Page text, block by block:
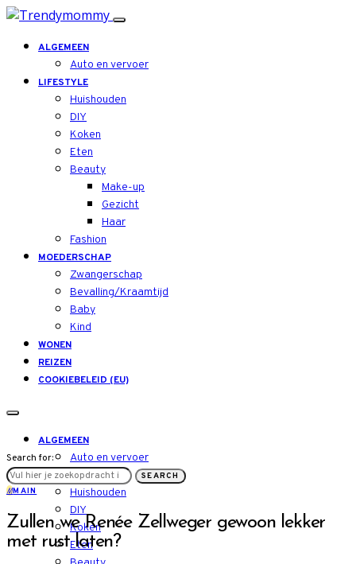
ALGEMEEN
Auto en vervoer
LIFESTYLE
Huishouden
DIY
Koken
Eten
Beauty
Make-up
Gezicht
Haar
Fashion
MOEDERSCHAP
Zwangerschap
Bevalling/Kraamtijd
Baby
Kind
WONEN
REIZEN
COOKIEBELEID (EU)
ALGEMEEN
Auto en vervoer
LIFESTYLE
Huishouden
DIY
Koken
Eten
Search for:
SEARCH
MMAIN
Zullen we Renée Zellweger gewoon lekker
met rust laten?